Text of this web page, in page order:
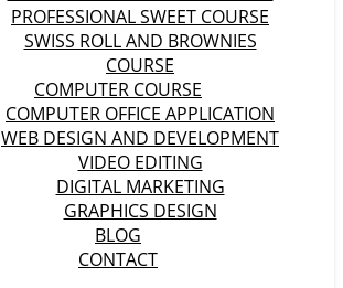
PROFESSIONAL SWEET COURSE
SWISS ROLL AND BROWNIES
COURSE
COMPUTER COURSE
COMPUTER OFFICE APPLICATION
WEB DESIGN AND DEVELOPMENT
VIDEO EDITING
DIGITAL MARKETING
GRAPHICS DESIGN
BLOG
CONTACT